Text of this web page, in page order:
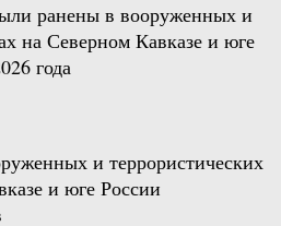
ранены в вооруженных и
на Северном Кавказе и юге
года
и террористических
и юге России